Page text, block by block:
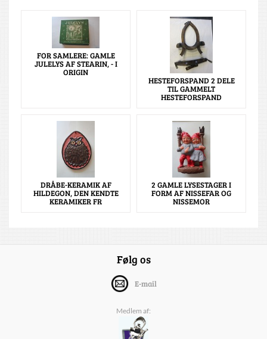
FOR SAMLERE: GAMLE
JULELYS AF STEARIN, - I
ORIGIN
HESTEFORSPAND 2 DELE
TIL GAMMELT
HESTEFORSPAND
DRÅBE-KERAMIK AF
HILDEGON, DEN KENDTE
KERAMIKER FR
2 GAMLE LYSESTAGER I
FORM AF NISSEFAR OG
NISSEMOR
Følg os
E-mail
Medlem af: